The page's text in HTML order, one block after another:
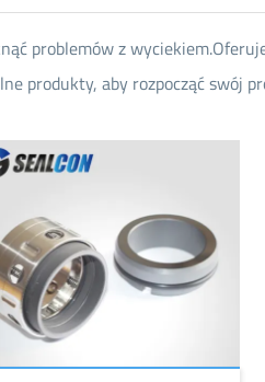
problemów z
produkty, aby rozpocząć swój